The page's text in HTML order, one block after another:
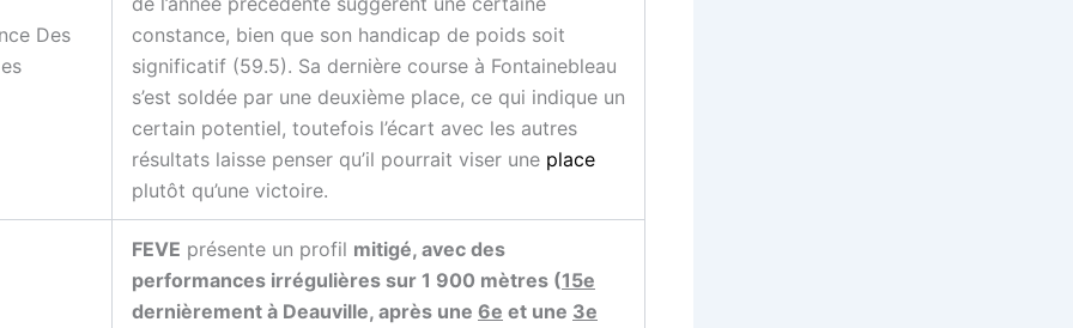
Des
constance, bien que son handicap de poids soit
significatif (59.5). Sa dernière course à Fontainebleau
s’est soldée par une deuxième place, ce qui indique un
certain potentiel, toutefois l’écart avec les autres
résultats laisse penser qu’il pourrait viser une place
plutôt qu’une victoire.
FEVE présente un profil mitigé, avec des
performances irrégulières sur 1 900 mètres (15e
dernièrement à Deauville, après une 6e et une 3e